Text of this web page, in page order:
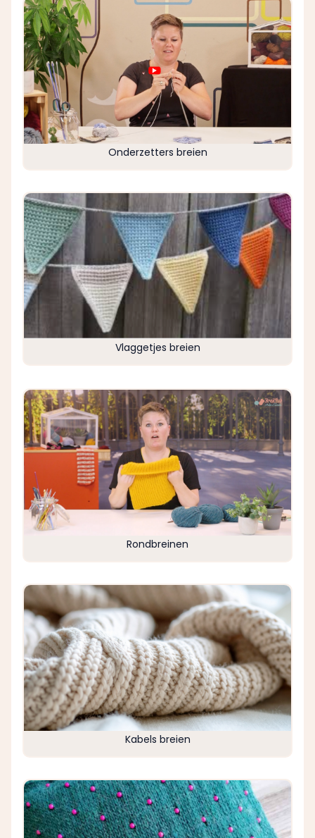
Onderzetters breien
Vlaggetjes breien
Rondbreinen
Kabels breien